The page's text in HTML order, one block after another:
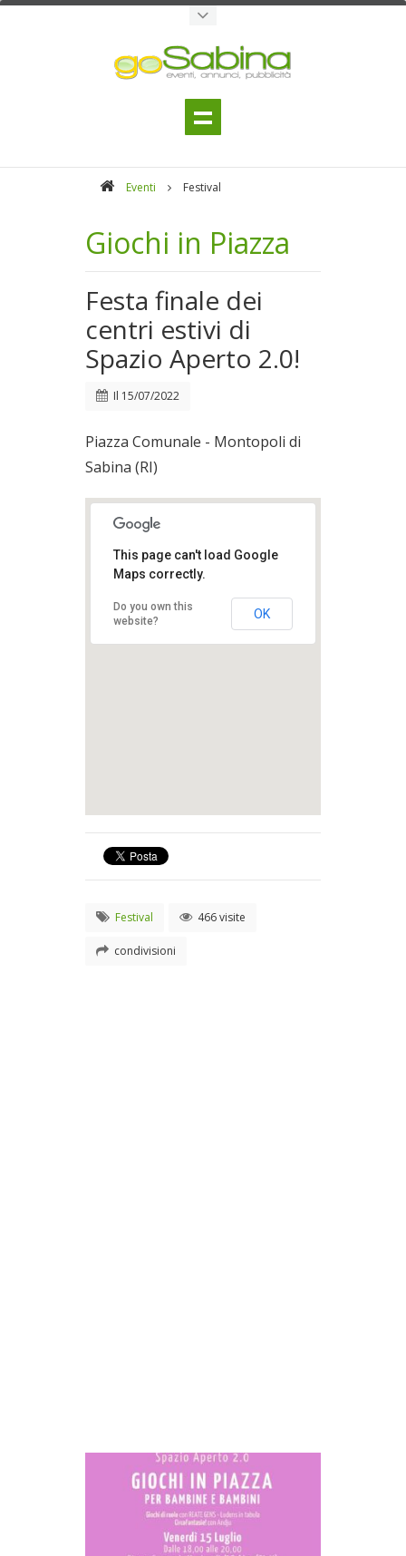
Eventi Festival
Giochi in Piazza
Festa finale dei
centri estivi di
Spazio Aperto 2.0!
Il 15/07/2022
Piazza Comunale - Montopoli di
Sabina (RI)
This page can't load Google
Maps correctly.
Do you own this
website?
OK
Festival 466 visite
condivisioni